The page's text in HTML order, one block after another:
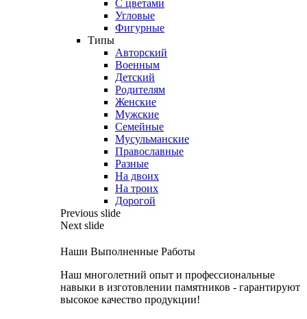
С цветами
Угловые
Фигурные
Типы
Авторский
Военным
Детский
Родителям
Женские
Мужские
Семейные
Мусульманские
Православные
Разные
На двоих
На троих
Дорогой
Previous slide
Next slide
Наши Выполненные Работы
Наш многолетний опыт и профессиональные
навыки в изготовлении памятников - гарантируют
высокое качество продукции!